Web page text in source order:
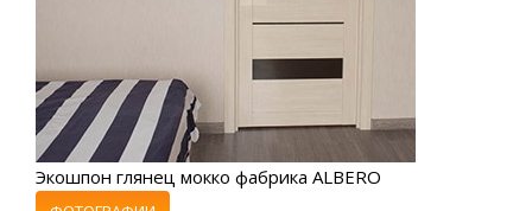
Экошпон глянец мокко фабрика ALBERO